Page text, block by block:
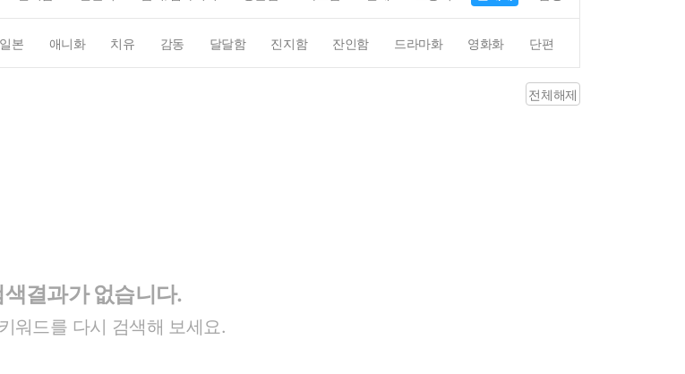
일본 애니화 치유 감동 달달함 진지함 잔인함 드라마화 영화화 단편
전체해제
색결과가 없습니다.
워드를 다시 검색해 보세요.